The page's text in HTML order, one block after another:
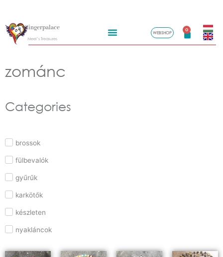
content
Gingerpalace
Meel’s Treasures
WEBSHOP
0
Kosár
zománc
Categories
brossok
fülbevalók
gyűrűk
karkötők
készleten
nyakláncok